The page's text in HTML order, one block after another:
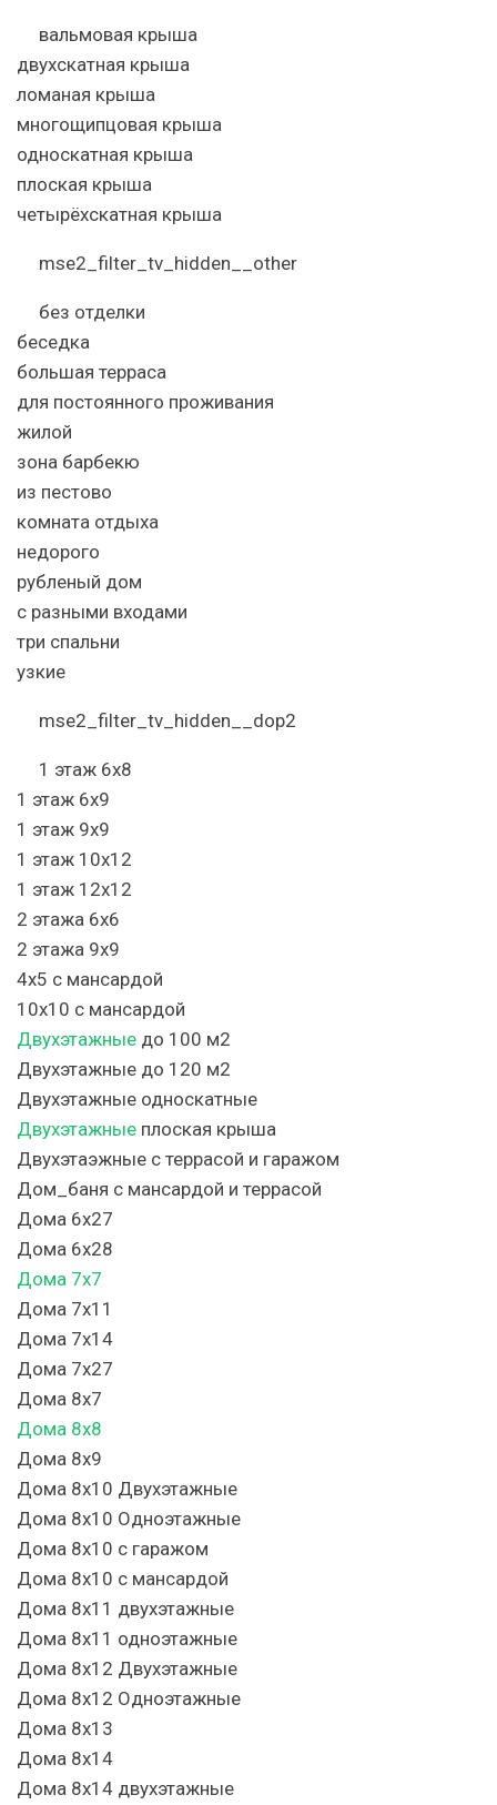
вальмовая крыша
двухскатная крыша
ломаная крыша
многощипцовая крыша
односкатная крыша
плоская крыша
четырёхскатная крыша
mse2_filter_tv_hidden__other
без отделки
беседка
большая терраса
для постоянного проживания
жилой
зона барбекю
из пестово
комната отдыха
недорого
рубленый дом
с разными входами
три спальни
узкие
mse2_filter_tv_hidden__dop2
1 этаж 6х8
1 этаж 6х9
1 этаж 9х9
1 этаж 10х12
1 этаж 12х12
2 этажа 6х6
2 этажа 9х9
4х5 с мансардой
10х10 с мансардой
Двухэтажные до 100 м2
Двухэтажные до 120 м2
Двухэтажные односкатные
Двухэтажные плоская крыша
Двухэтаэжные с террасой и гаражом
Дом_баня с мансардой и террасой
Дома 6х27
Дома 6х28
Дома 7х7
Дома 7х11
Дома 7х14
Дома 7х27
Дома 8х7
Дома 8х8
Дома 8х9
Дома 8х10 Двухэтажные
Дома 8х10 Одноэтажные
Дома 8х10 с гаражом
Дома 8х10 с мансардой
Дома 8х11 двухэтажные
Дома 8х11 одноэтажные
Дома 8х12 Двухэтажные
Дома 8х12 Одноэтажные
Дома 8х13
Дома 8х14
Дома 8х14 двухэтажные